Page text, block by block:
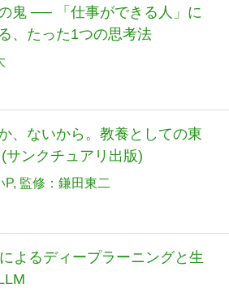
鬼 ── 「仕事ができる人」に
、たった1つの思考法
、ないから。教養としての東
サンクチュアリ出版)
P 監修：鎌田東二
よるディープラーニングと生